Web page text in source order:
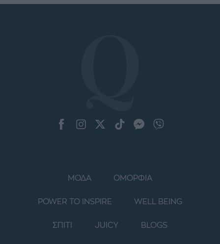
ΜΟΔΑ ΟΜΟΡΦΙΑ
POWER TO INSPIRE WELL BEING
ΣΠΙΤΙ JUICY BLOGS